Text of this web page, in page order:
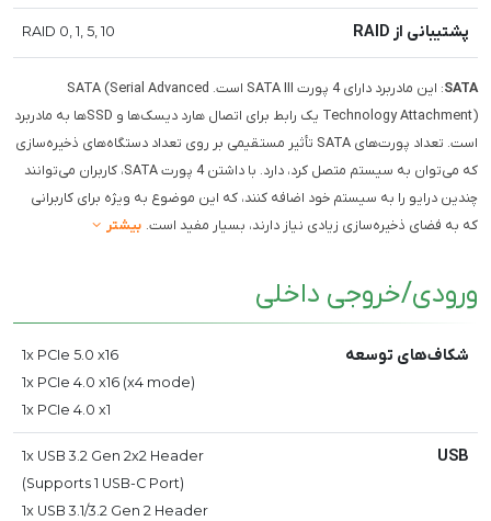
پشتیبانی از RAID RAID 0, 1, 5, 10
SATA
: این مادربرد دارای 4 پورت SATA III است. SATA (Serial Advanced
Technology Attachment) یک رابط برای اتصال هارد دیسک‌ها و SSDها به مادربرد
است. تعداد پورت‌های SATA تأثیر مستقیمی بر روی تعداد دستگاه‌های ذخیره‌سازی
که می‌توان به سیستم متصل کرد، دارد. با داشتن 4 پورت SATA، کاربران می‌توانند
چندین درایو را به سیستم خود اضافه کنند، که این موضوع به ویژه برای کاربرانی
که به فضای ذخیره‌سازی زیادی نیاز دارند، بسیار مفید است. بیشتر
ورودی/خروجی داخلی
شکاف‌های توسعه
1x PCIe 5.0 x16
1x PCIe 4.0 x16 (x4 mode)
1x PCIe 4.0 x1
USB
1x USB 3.2 Gen 2x2 Header
(Supports 1 USB-C Port)
1x USB 3.1/3.2 Gen 2 Header